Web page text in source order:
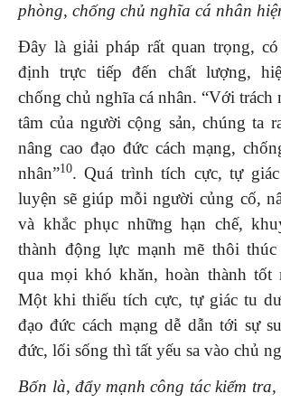
phòng, chống chủ nghĩa cá nhân
Đây là giải pháp rất quan trọng,
định trực tiếp đến chất lượng,
chống chủ nghĩa cá nhân. “Với trách
tâm của người cộng sản, chúng ta
nâng cao đạo đức cách mạng,
nhân”10. Quá trình tích cực, tự
luyện sẽ giúp mỗi người củng cố,
và khắc phục những hạn chế,
thành động lực mạnh mẽ thôi
qua mọi khó khăn, hoàn thành tốt
Một khi thiếu tích cực, tự giác tu
đạo đức cách mạng dễ dẫn tới sự
đức, lối sống thì tất yếu sa vào chủ
Bốn là, đẩy mạnh công tác kiểm